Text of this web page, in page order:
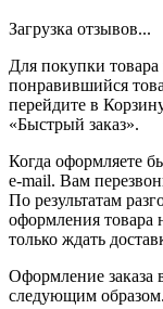
Загрузка отзывов...
Для покупки
понравившийся
перейдите в
«Быстрый заказ».
Когда оформляете
e-mail. Вам
По результатам
оформления товара
только ждать
Оформление заказа
следующим